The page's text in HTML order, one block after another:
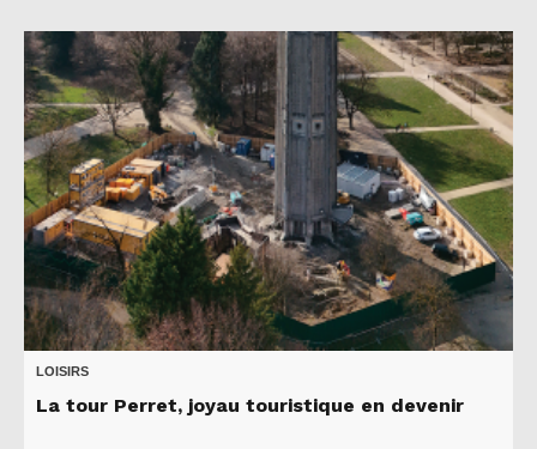
LOISIRS
La tour Perret, joyau touristique en devenir